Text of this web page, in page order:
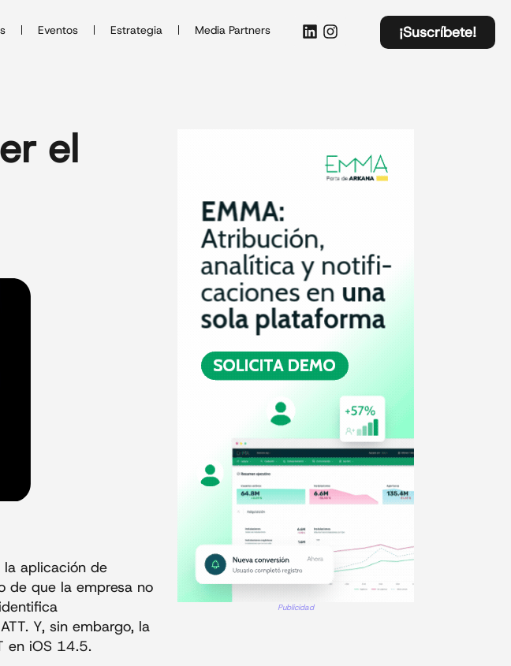
Eventos Estrategia Media Partners ¡Suscríbete!
el
aplicación de
de que la empresa no
Y, sin embargo, la
en iOS 14.5.
Publicidad